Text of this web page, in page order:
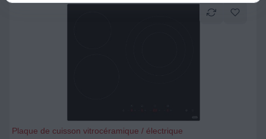
Plaque de cuisson vitrocéramique / électrique